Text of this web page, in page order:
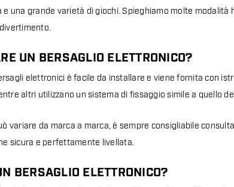
e una grande varietà di giochi. Spieghiamo molte
UN BERSAGLIO ELETTRONICO?
elettronici è facile da installare e viene fornita con
altri utilizzano un sistema di fissaggio simile a quello
variare da marca a marca, è sempre consigliabile
sicura e perfettamente livellata.
BERSAGLIO ELETTRONICO?